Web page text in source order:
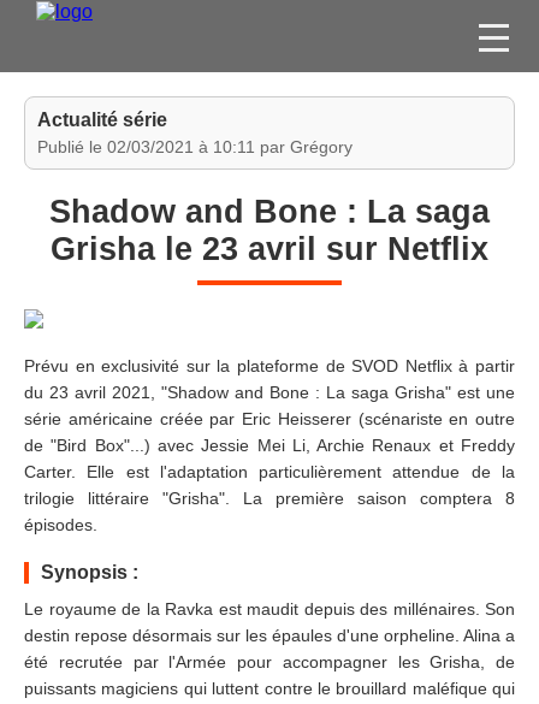
FILMS
JEUX VIDÉO
CONCOURS
ESPACE
MEMBRE
Actualité série
Publié le 02/03/2021 à 10:11 par Grégory
Shadow and Bone : La saga
Grisha le 23 avril sur Netflix
Prévu en exclusivité sur la plateforme de SVOD Netflix à partir
du 23 avril 2021, "Shadow and Bone : La saga Grisha" est une
série américaine créée par Eric Heisserer (scénariste en outre
de "Bird Box"...) avec Jessie Mei Li, Archie Renaux et Freddy
Carter. Elle est l'adaptation particulièrement attendue de la
trilogie littéraire "Grisha". La première saison comptera 8
épisodes.
Synopsis :
Le royaume de la Ravka est maudit depuis des millénaires. Son
destin repose désormais sur les épaules d'une orpheline. Alina a
été recrutée par l'Armée pour accompagner les Grisha, de
puissants magiciens qui luttent contre le brouillard maléfique qui